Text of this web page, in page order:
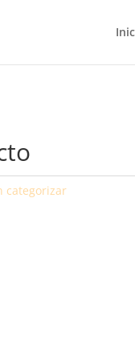
categorizar